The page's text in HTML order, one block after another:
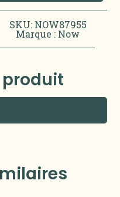
SKU: NOW87955
Marque : Now